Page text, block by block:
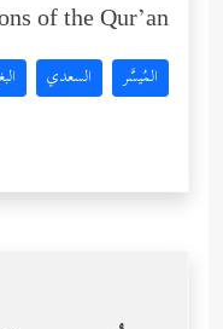
of the Qur’an:
المُيسَّر السعدي